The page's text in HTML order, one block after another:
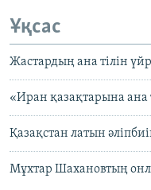
Ұқсас
Жастардың ана тілін
«Иран қазақтарына ана
Қазақстан латын
Мұхтар Шахановтың